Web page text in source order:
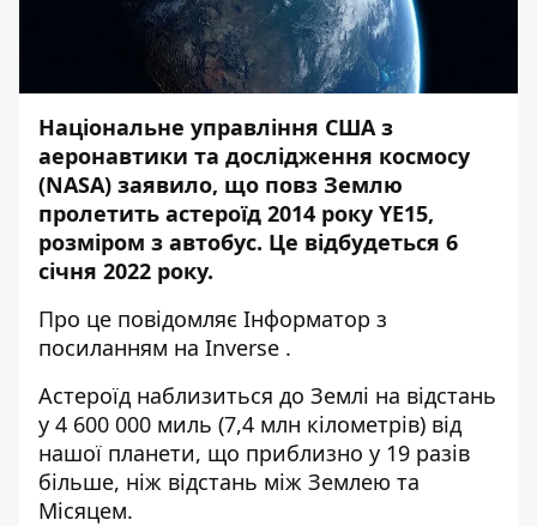
Національне управління США з
аеронавтики та дослідження космосу
(NASA) заявило, що повз Землю
пролетить астероїд 2014 року YE15,
розміром з автобус. Це відбудеться 6
січня 2022 року.
Про це повідомляє Інформатор з
посиланням на Inverse .
Астероїд наблизиться до Землі на відстань
у 4 600 000 миль (7,4 млн кілометрів) від
нашої планети, що приблизно у 19 разів
більше, ніж відстань між Землею та
Місяцем.